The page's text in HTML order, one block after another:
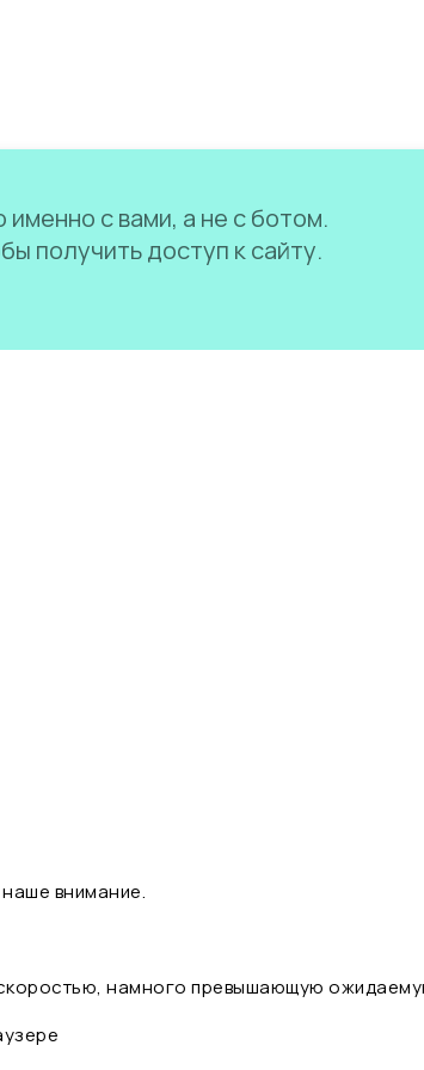
с вами, а не с ботом.
получить доступ к сайту.
внимание.
намного превышающую